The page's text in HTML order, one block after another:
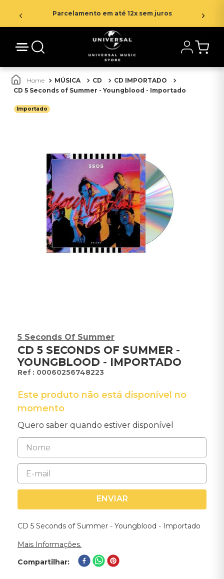
Parcelamento em até 12x sem juros
MÚSICA CD
CD IMPORTADO
CD 5 Seconds of Summer - Youngblood - Importado
Importado
5 Seconds Of Summer
CD 5 SECONDS OF SUMMER -
YOUNGBLOOD - IMPORTADO
: 00060256748223
Este produto não está disponível no
momento
Quero saber quando estiver disponível
ENVIAR
CD 5 Seconds of Summer - Youngblood - Importado
Mais Informações.
Compartilhar